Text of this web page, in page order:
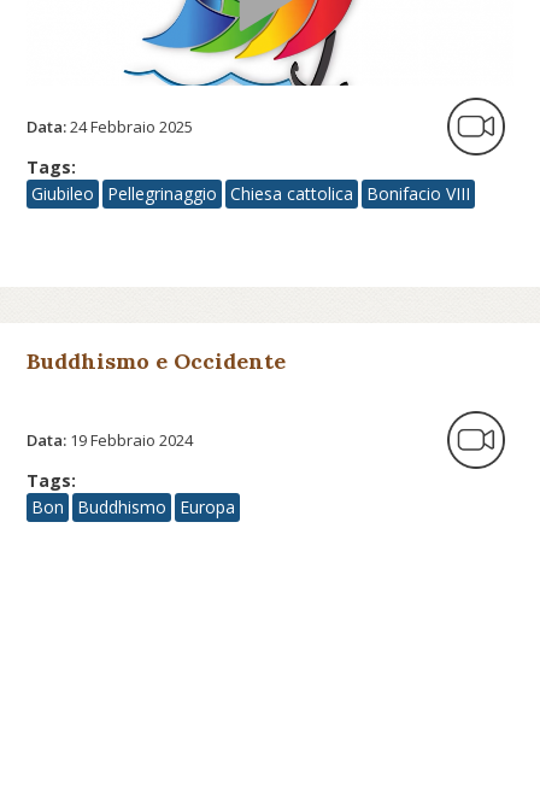
Data:24 Febbraio 2025
Tags:
Giubileo
Pellegrinaggio Chiesa cattolica Bonifacio VIII
Buddhismo e Occidente
Data: 19 Febbraio 2024
Tags:
Bon
Buddhismo Europa